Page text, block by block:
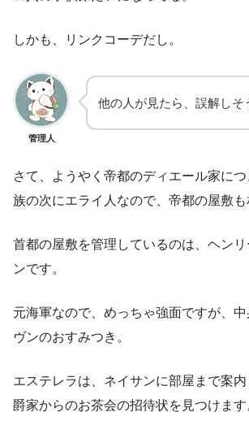
しかも、リンクコーデだし。
管理人
他の人が見たら、誤解しそ
さて、ようやく帝都のディエール家に
族の次にエライ人なので、帝都の屋敷も
首都の屋敷を管理しているのは、ヘン
ンです。
元海軍なので、めっちゃ強面ですが、
ヴンのおすみつき。
エステレラは、ネイサンに部屋まで案
爵家からのお茶会の招待状を見つけます